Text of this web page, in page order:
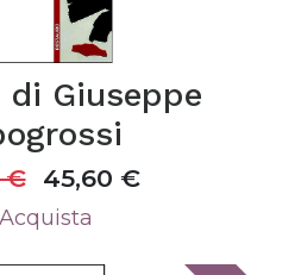
di Giuseppe
45,60 €